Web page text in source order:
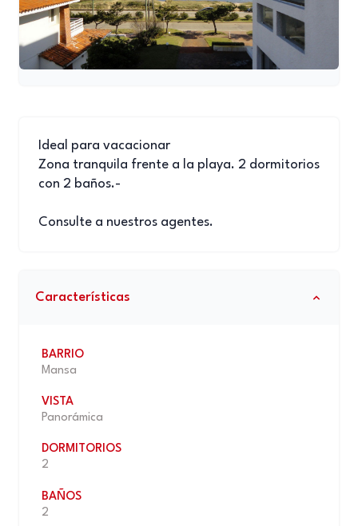
Ideal para vacacionar
Zona tranquila frente a la playa. 2 dormitorios
con 2 baños.-
Consulte a nuestros agentes.
Características
BARRIO
Mansa
VISTA
Panorámica
DORMITORIOS
2
BAÑOS
2